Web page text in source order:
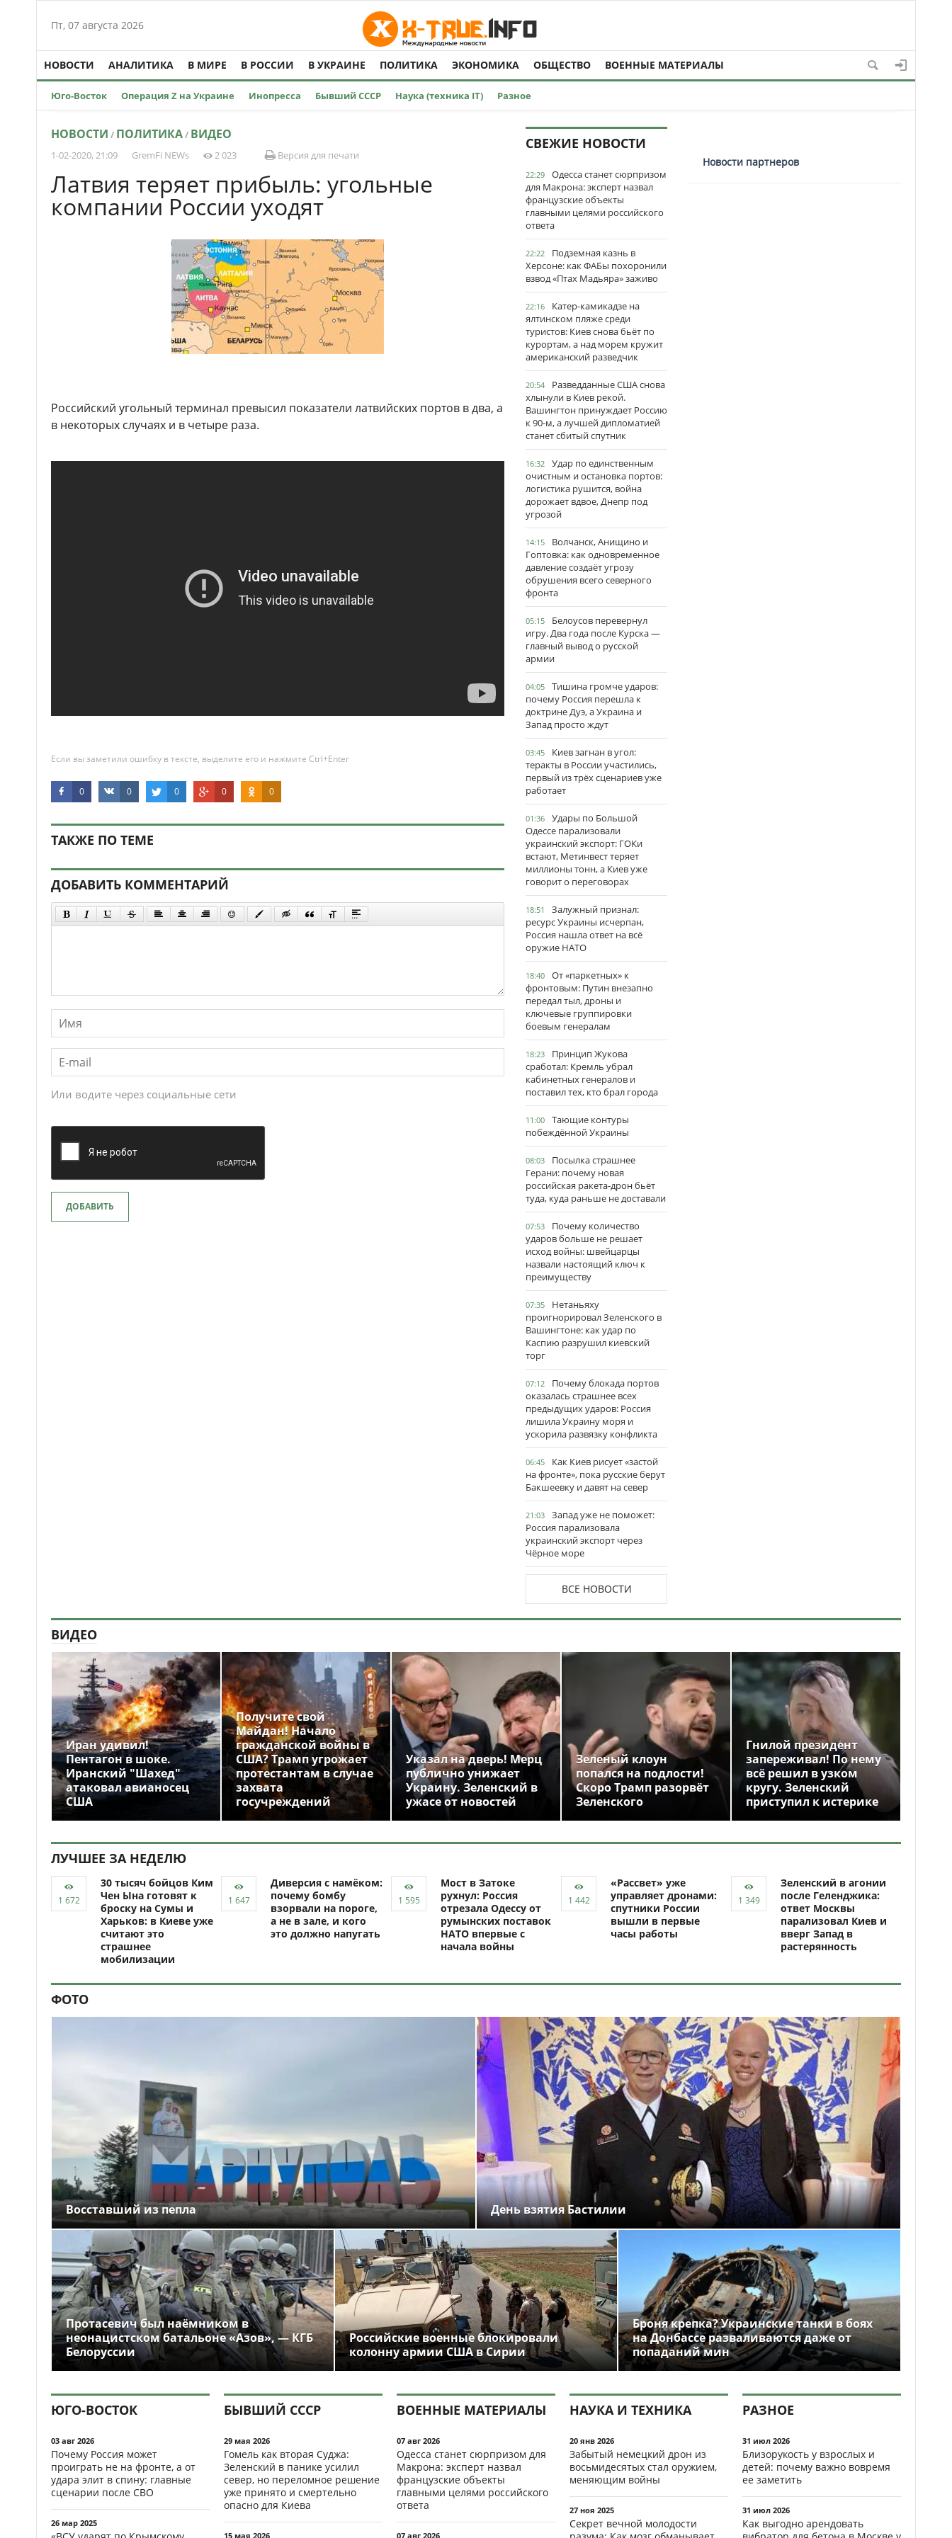
Пт, 07 августа 2026
НОВОСТИ АНАЛИТИКА В МИРЕ В РОССИИ В УКРАИНЕ ПОЛИТИКА ЭКОНОМИКА ОБЩЕСТВО ВОЕННЫЕ МАТЕРИАЛЫ
Юго-Восток Операция Z на Украине Инопресса Бывший СССР Наука (техника IT) Разное
НОВОСТИ / ПОЛИТИКА/ ВИДЕО
1-02-2020, 21:09 GremFi NEWs 2 023 Версия для печати
Латвия теряет прибыль: угольные
компании России уходят
Российский угольный терминал превысил показатели латвийских портов в два, а
в некоторых случаях и в четыре раза.
Если вы заметили ошибку в тексте, выделите его и нажмите Ctrl+Enter
0 0 0 0 0
ТАКЖЕ ПО ТЕМЕ
ДОБАВИТЬ КОММЕНТАРИЙ
Или водите через социальные сети
ДОБАВИТЬ
СВЕЖИЕ НОВОСТИ
22:29
Одесса станет сюрпризом
для Макрона: эксперт назвал
французские объекты
главными целями российского
ответа
22:22
Подземная казнь в
Херсоне: как ФАБы похоронили
взвод «Птах Мадьяра» заживо
22:16
Катер-камикадзе на
ялтинском пляже среди
туристов: Киев снова бьёт по
курортам, а над морем кружит
американский разведчик
20:54
Разведданные США снова
хлынули в Киев рекой.
Вашингтон принуждает Россию
к 90-м, а лучшей дипломатией
станет сбитый спутник
16:32
Удар по единственным
очистным и остановка портов:
логистика рушится, война
дорожает вдвое, Днепр под
угрозой
14:15
Волчанск, Анищино и
Гоптовка: как одновременное
давление создаёт угрозу
обрушения всего северного
фронта
05:15
Белоусов перевернул
игру. Два года после Курска —
главный вывод о русской
армии
04:05
Тишина громче ударов:
почему Россия перешла к
доктрине Дуэ, а Украина и
Запад просто ждут
03:45
Киев загнан в угол:
теракты в России участились,
первый из трёх сценариев уже
работает
01:36
Удары по Большой
Одессе парализовали
украинский экспорт: ГОКи
встают, Метинвест теряет
миллионы тонн, а Киев уже
говорит о переговорах
18:51
Залужный признал:
ресурс Украины исчерпан,
Россия нашла ответ на всё
оружие НАТО
18:40
От «паркетных» к
фронтовым: Путин внезапно
передал тыл, дроны и
ключевые группировки
боевым генералам
18:23
Принцип Жукова
сработал: Кремль убрал
кабинетных генералов и
поставил тех, кто брал города
11:00
Тающие контуры
побеждённой Украины
08:03
Посылка страшнее
Герани: почему новая
российская ракета-дрон бьёт
туда, куда раньше не доставали
07:53
Почему количество
ударов больше не решает
исход войны: швейцарцы
назвали настоящий ключ к
преимуществу
07:35
Нетаньяху
проигнорировал Зеленского в
Вашингтоне: как удар по
Каспию разрушил киевский
торг
07:12
Почему блокада портов
оказалась страшнее всех
предыдущих ударов: Россия
лишила Украину моря и
ускорила развязку конфликта
06:45
Как Киев рисует «застой
на фронте», пока русские берут
Бакшеевку и давят на север
21:03
Запад уже не поможет:
Россия парализовала
украинский экспорт через
Чёрное море
ВСЕ НОВОСТИ
Новости партнеров
ВИДЕО
Иран удивил!
Пентагон в шоке.
Иранский "Шахед"
атаковал авианосец
США
Получите свой
Майдан! Начало
гражданской войны в
США? Трамп угрожает
протестантам в случае
захвата
госучреждений
Указал на дверь! Мерц
публично унижает
Украину. Зеленский в
ужасе от новостей
Зеленый клоун
попался на подлости!
Скоро Трамп разорвёт
Зеленского
Гнилой президент
запереживал! По нему
всё решил в узком
кругу. Зеленский
приступил к истерике
ЛУЧШЕЕ ЗА НЕДЕЛЮ
30 тысяч бойцов Ким
Чен Ына готовят к
броску на Сумы и
Харьков: в Киеве уже
считают это
страшнее
мобилизации
Диверсия с намёком:
почему бомбу
взорвали на пороге,
а не в зале, и кого
это должно напугать
Мост в Затоке
рухнул: Россия
отрезала Одессу от
румынских поставок
НАТО впервые с
начала войны
«Рассвет» уже
управляет дронами:
спутники России
вышли в первые
часы работы
Зеленский в агонии
после Геленджика:
ответ Москвы
парализовал Киев и
вверг Запад в
растерянность
ФОТО
Восставший из пепла День взятия Бастилии
Протасевич был наёмником в
неонацистском батальоне «Азов», — КГБ
Белоруссии
Российские военные блокировали
колонну армии США в Сирии
Броня крепка? Украинские танки в боях
на Донбассе разваливаются даже от
попаданий мин
ЮГО-ВОСТОК
03 авг 2026
Почему Россия может
проиграть не на фронте, а от
удара элит в спину: главные
сценарии после СВО
26 мар 2025
БЫВШИЙ СССР
29 мая 2026
Гомель как вторая Суджа:
Зеленский в панике усилил
север, но переломное решение
уже принято и смертельно
опасно для Киева
15 мая 2026
ВОЕННЫЕ МАТЕРИАЛЫ
07 авг 2026
Одесса станет сюрпризом для
Макрона: эксперт назвал
французские объекты
главными целями российского
ответа
07 авг 2026
НАУКА И ТЕХНИКА
20 янв 2026
Забытый немецкий дрон из
восьмидесятых стал оружием,
меняющим войны
27 ноя 2025
Секрет вечной молодости
РАЗНОЕ
31 июл 2026
Близорукость у взрослых и
детей: почему важно вовремя
ее заметить
31 июл 2026
Как выгодно арендовать